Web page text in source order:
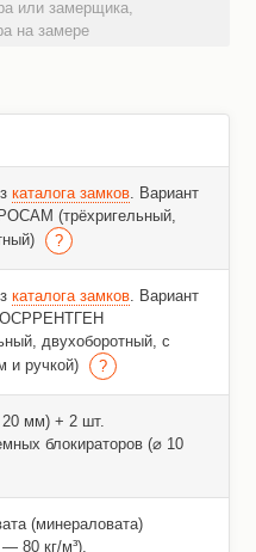
или замерщика,
на замере
каталога замков. Вариант
(трёхригельный,
каталога замков. Вариант
двухоборотный, с
и ручкой)
мм) + 2 шт.
блокираторов (⌀ 10
(минераловата)
— 80 кг/м³),